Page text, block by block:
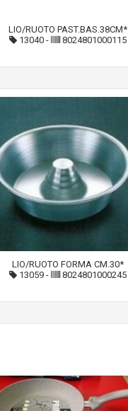
LIO/RUOTO PAST.BAS.38CM*
13040- 8024801000115
LIO/RUOTO FORMA CM.30*
13059- 8024801000245